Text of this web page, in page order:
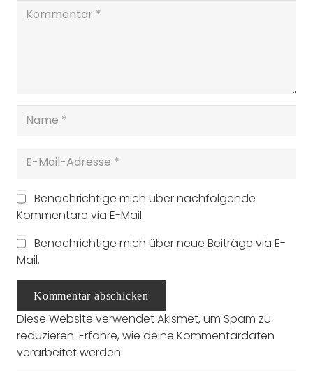
Benachrichtige mich über nachfolgende
Kommentare via E-Mail.
Benachrichtige mich über neue Beiträge via E-
Mail.
Kommentar abschicken
Diese Website verwendet Akismet, um Spam zu
reduzieren. Erfahre, wie deine Kommentardaten
verarbeitet werden.